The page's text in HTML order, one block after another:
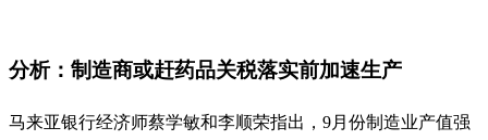
分析：制造商或赶药品关税落实前加速生产
马来亚银行经济师蔡学敏和李顺荣指出，9月份制造业产值强